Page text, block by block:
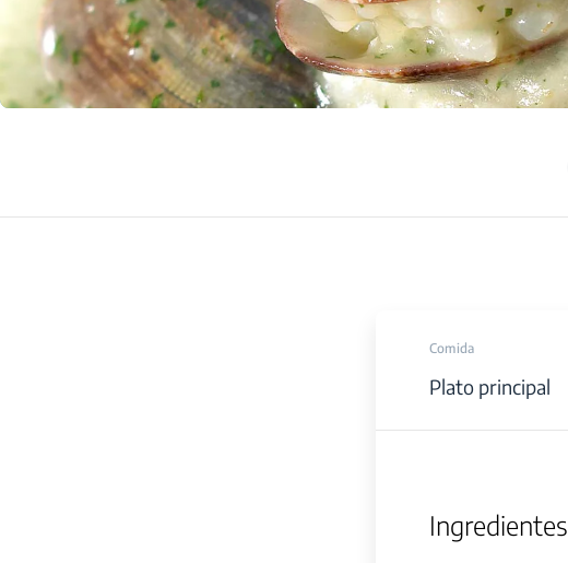
Comida
Plato principal
Ingredientes